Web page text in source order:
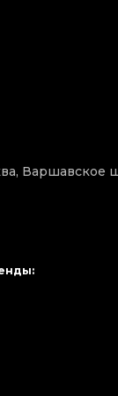
Варшавское